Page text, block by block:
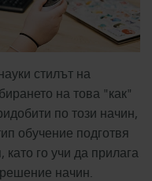
стилът на
на това "как"
по този начин,
обучение подготвя
като го учи да прилага
начин.